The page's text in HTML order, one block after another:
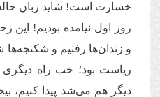
خسارت است! شاید زبان
روز اول نیامده بودیم! این
و زندان‌ها رفتیم و
ریاست بود؛ خب راه
دیگر هم می‌شد پیدا کنیم،